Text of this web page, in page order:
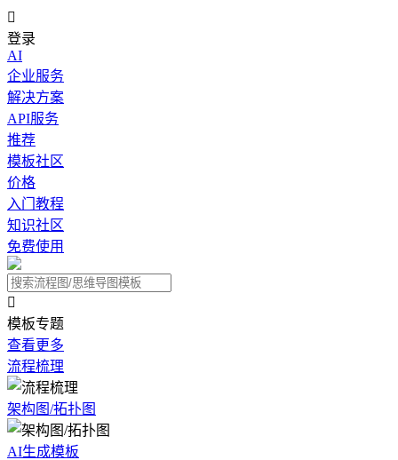

登录
AI
企业服务
解决方案
API服务
推荐
模板社区
价格
入门教程
知识社区
免费使用

模板专题
查看更多
流程梳理
架构图/拓扑图
AI生成模板